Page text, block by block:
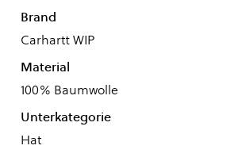
Brand
Carhartt WIP
Material
100% Baumwolle
Unterkategorie
Hat